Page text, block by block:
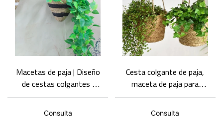
Macetas de paja | Diseño
de cestas colgantes |
Macetas de paja
decorativas | Conjuntos
de macetas de paja
Consulta
Cesta colgante de paja,
maceta de paja para
balcón, planta verde,
cesta decorativa
colgante
Consulta